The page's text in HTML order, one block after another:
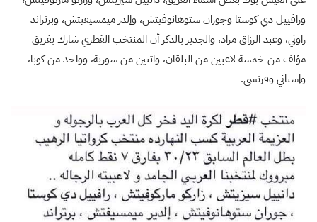
ورافييل دي كوستا وجوران ستوهانوفيتش، وإلدر ميمسيفيتش، وبرتراند
راوني، وعبد الرزاق مراد، والجدير بالذكر أن المنتخب القطري شارك بفريق
مؤلف من خمسة لاعبين من البلقان، واثنين من سورية، وواحد من كوبا،
وإسباني وفرنسي.